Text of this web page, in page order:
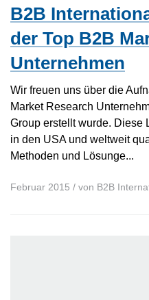
B2B
der Top B2B
Unternehmen
Wir freuen uns über die
Market Research
Group erstellt wurde. Diese
in den USA und weltweit
Methoden und Lösunge...
Februar 2015 / von B2B